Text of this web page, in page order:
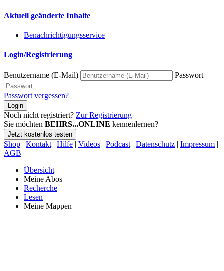
Aktuell geänderte Inhalte
Benachrichtigungsservice
Login/Registrierung
Benutzername (E-Mail) Passwort
Passwort vergessen?
Login
Noch nicht registriert? Zur Registrierung
Sie möchten BEHRS...ONLINE kennenlernen?
Jetzt kostenlos testen
Shop | Kontakt | Hilfe | Videos | Podcast | Datenschutz | Impressum |
AGB |
Übersicht
Meine Abos
Recherche
Lesen
Meine Mappen